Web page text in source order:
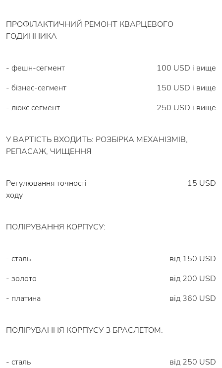
ПРОФІЛАКТИЧНИЙ РЕМОНТ КВАРЦЕВОГО
ГОДИННИКА
- фешн-сегмент
100 USD і вище
- бізнес-сегмент
150 USD і вище
- люкс сегмент
250 USD і вище
У ВАРТІСТЬ ВХОДИТЬ: РОЗБІРКА МЕХАНІЗМІВ,
РЕПАСАЖ, ЧИЩЕННЯ
Регулювання точності
ходу
15 USD
ПОЛІРУВАННЯ КОРПУСУ:
- сталь
від 150 USD
- золото
від 200 USD
- платина
від 360 USD
ПОЛІРУВАННЯ КОРПУСУ З БРАСЛЕТОМ:
- сталь від 250 USD